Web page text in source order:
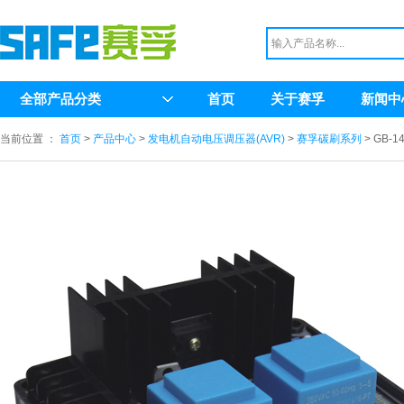
全部产品分类 首页 关于赛孚 新闻
当前位置 ： 首页 > 产品中心 > 发电机自动电压调压器(AVR) > 赛孚碳刷系列 > GB-